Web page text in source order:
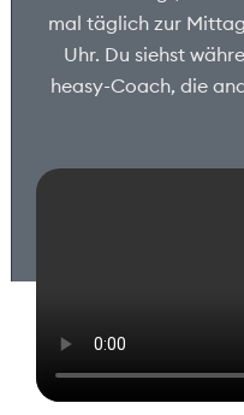
mal täglich zur
Uhr. Du siehst
heasy-Coach, die